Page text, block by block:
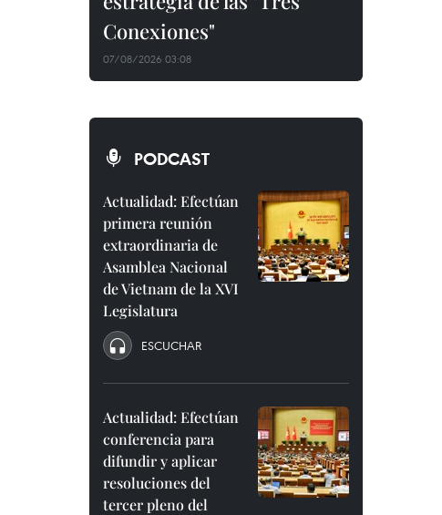
Conexiones"
07/08/2026 03:08
PODCAST
Actualidad: Efectúan
primera reunión
extraordinaria de
Asamblea Nacional
de Vietnam de la XVI
Legislatura
ESCUCHAR
Actualidad: Efectúan
conferencia para
difundir y aplicar
resoluciones del
tercer pleno del